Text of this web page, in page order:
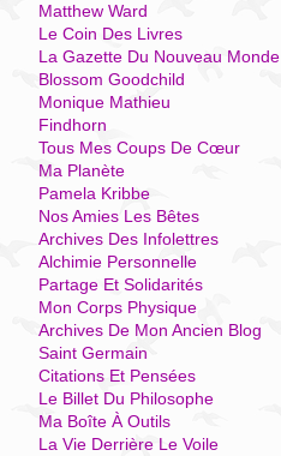
Matthew Ward
Le Coin Des Livres
La Gazette Du Nouveau Monde
Blossom Goodchild
Monique Mathieu
Findhorn
Tous Mes Coups De Cœur
Ma Planète
Pamela Kribbe
Nos Amies Les Bêtes
Archives Des Infolettres
Alchimie Personnelle
Partage Et Solidarités
Mon Corps Physique
Archives De Mon Ancien Blog
Saint Germain
Citations Et Pensées
Le Billet Du Philosophe
Ma Boîte À Outils
La Vie Derrière Le Voile